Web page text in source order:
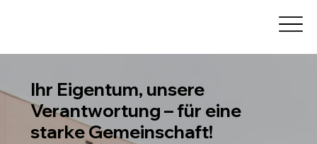
Ihr Eigentum, unsere
Verantwortung – für eine
starke Gemeinschaft!